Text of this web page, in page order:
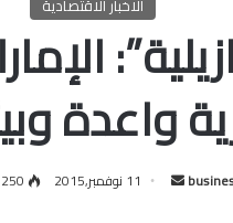
الاخبار الاقتصادية
واعدة
أرسل 11 نوفمبر,2015 250